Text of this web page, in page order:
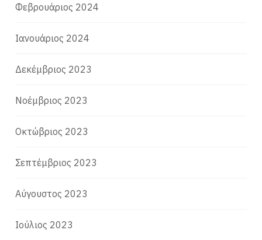
Φεβρουάριος 2024
Ιανουάριος 2024
Δεκέμβριος 2023
Νοέμβριος 2023
Οκτώβριος 2023
Σεπτέμβριος 2023
Αύγουστος 2023
Ιούλιος 2023